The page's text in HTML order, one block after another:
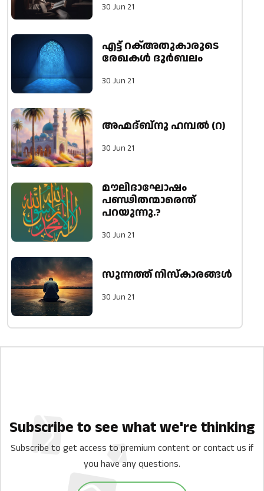
30 Jun 21
എട്ട് റക്അതുകാരുടെ
രേഖകള്‍ ദുര്‍ബലം
30 Jun 21
അഹ്മദ്ബ്നു ഹമ്പൽ (റ)
30 Jun 21
മൗലിദാഘോഷം
പണ്ഢിതന്മാരെന്ത്
പറയുന്നു.?
30 Jun 21
സുന്നത്ത് നിസ്കാരങ്ങൾ
30 Jun 21
Subscribe to see what we're thinking
Subscribe to get access to premium content or contact us if
you have any questions.